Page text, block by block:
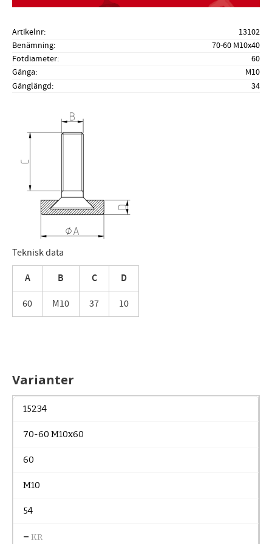
Artikelnr
13102
Benämning
70-60 M10x40
Fotdiameter
60
Gänga
M10
Gänglängd
34
Teknisk data
A B C D
60 M10 37 10
Varianter
15234
70-60 M10x60
60
M10
54
– KR